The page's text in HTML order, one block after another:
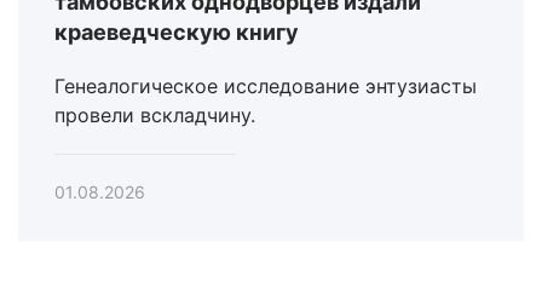
краеведческую книгу
Генеалогическое исследование энтузиасты
провели вскладчину.
01.08.2026